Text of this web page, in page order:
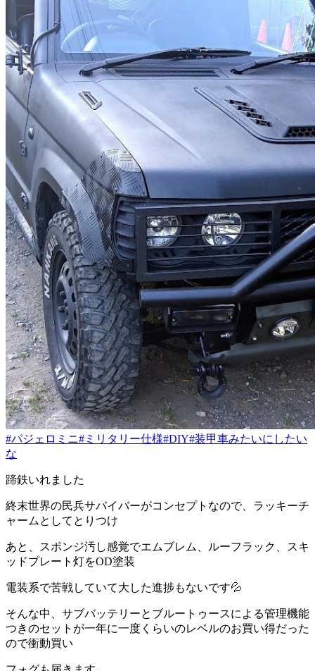
#パジェロミニ#ミリタリー仕様#DIY#装甲車みたいにしたい
な
蹄鉄いれました
終末世界の民兵サバイバーがコンセプトなので、ラッキーチ
ャームとしてとりつけ
あと、スポンジ汚し感覚でエムブレム、ルーフラック、スキ
ッドプレート灯をOD塗装
電装系で苦戦していて大した進捗もないです💦
そんな中、サブバッテリーとブルートゥースによる管理機能
つきのセットが一年に一度くらいのレベルのお買い得だった
ので衝動買い